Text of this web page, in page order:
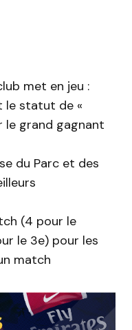
met en jeu :
le statut de «
le grand gagnant
du Parc et des
(4 pour le
le 3e) pour les
match